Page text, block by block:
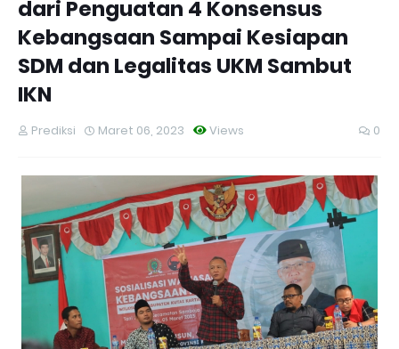
dari Penguatan 4 Konsensus
Kebangsaan Sampai Kesiapan
SDM dan Legalitas UKM Sambut
IKN
Prediksi Views
Maret 06, 2023 0